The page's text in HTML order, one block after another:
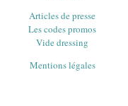
Articles de presse
Les codes promos
Vide dressing
Mentions légales